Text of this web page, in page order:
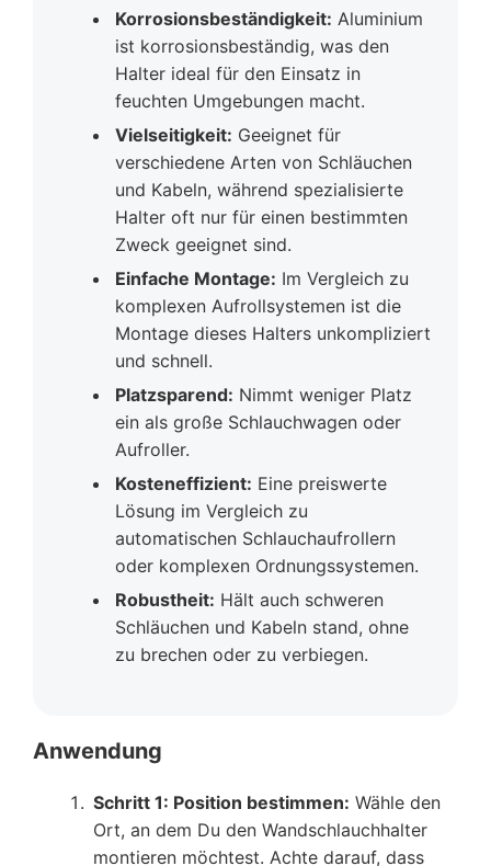
Korrosionsbeständigkeit: Aluminium
ist korrosionsbeständig, was den
Halter ideal für den Einsatz in
feuchten Umgebungen macht.
Vielseitigkeit: Geeignet für
verschiedene Arten von Schläuchen
und Kabeln, während spezialisierte
Halter oft nur für einen bestimmten
Zweck geeignet sind.
Einfache Montage: Im Vergleich zu
komplexen Aufrollsystemen ist die
Montage dieses Halters unkompliziert
und schnell.
Platzsparend: Nimmt weniger Platz
ein als große Schlauchwagen oder
Aufroller.
Kosteneffizient: Eine preiswerte
Lösung im Vergleich zu
automatischen Schlauchaufrollern
oder komplexen Ordnungssystemen.
Robustheit: Hält auch schweren
Schläuchen und Kabeln stand, ohne
zu brechen oder zu verbiegen.
Anwendung
Schritt 1: Position bestimmen: Wähle den
Ort, an dem Du den Wandschlauchhalter
montieren möchtest. Achte darauf, dass